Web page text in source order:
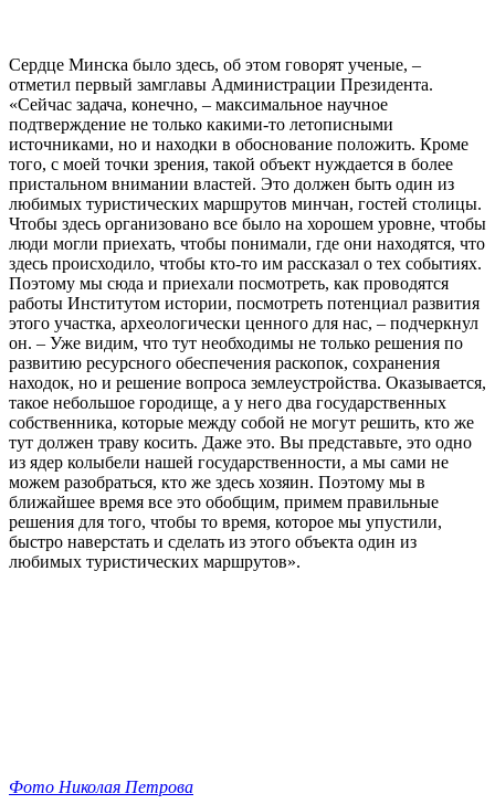
Сердце Минска было здесь, об этом говорят ученые, –
отметил первый замглавы Администрации Президента.
«Сейчас задача, конечно, – максимальное научное
подтверждение не только какими-то летописными
источниками, но и находки в обоснование положить. Кроме
того, с моей точки зрения, такой объект нуждается в более
пристальном внимании властей. Это должен быть один из
любимых туристических маршрутов минчан, гостей столицы.
Чтобы здесь организовано все было на хорошем уровне, чтобы
люди могли приехать, чтобы понимали, где они находятся, что
здесь происходило, чтобы кто-то им рассказал о тех событиях.
Поэтому мы сюда и приехали посмотреть, как проводятся
работы Институтом истории, посмотреть потенциал развития
этого участка, археологически ценного для нас, – подчеркнул
он. – Уже видим, что тут необходимы не только решения по
развитию ресурсного обеспечения раскопок, сохранения
находок, но и решение вопроса землеустройства. Оказывается,
такое небольшое городище, а у него два государственных
собственника, которые между собой не могут решить, кто же
тут должен траву косить. Даже это. Вы представьте, это одно
из ядер колыбели нашей государственности, а мы сами не
можем разобраться, кто же здесь хозяин. Поэтому мы в
ближайшее время все это обобщим, примем правильные
решения для того, чтобы то время, которое мы упустили,
быстро наверстать и сделать из этого объекта один из
любимых туристических маршрутов».
Фото Николая Петрова